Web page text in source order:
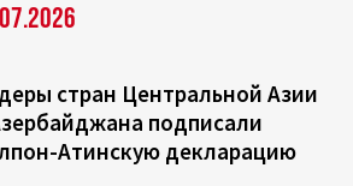
стран Центральной Азии
подписали
Атинскую декларацию